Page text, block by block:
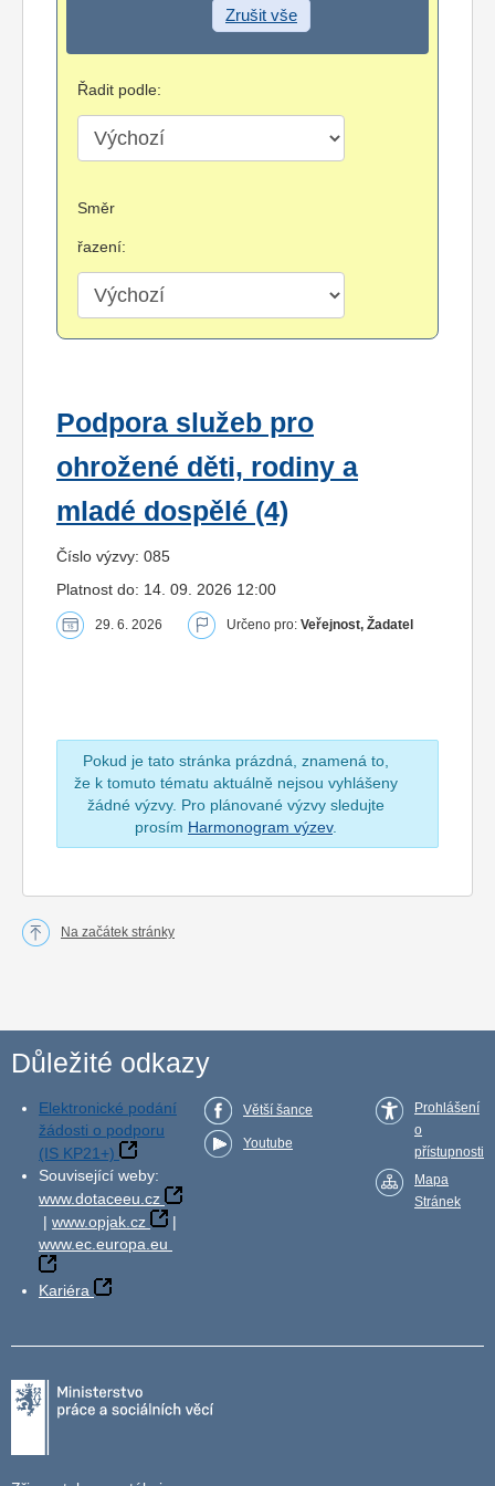
Zrušit vše
Řadit podle:
Směr
řazení:
Podpora služeb pro
ohrožené děti, rodiny a
mladé dospělé (4)
Číslo výzvy: 085
Platnost do: 14. 09. 2026 12:00
29. 6. 2026 Určeno pro: Veřejnost, Žadatel
Pokud je tato stránka prázdná, znamená to,
že k tomuto tématu aktuálně nejsou vyhlášeny
žádné výzvy. Pro plánované výzvy sledujte
prosím Harmonogram výzev.
Na začátek stránky
Důležité odkazy
Elektronické podání
žádosti o podporu
(IS KP21+)
Související weby:
www.dotaceeu.cz
| www.opjak.cz
|
www.ec.europa.eu
Kariéra
Větší šance
Youtube
Prohlášení
o
přístupnosti
Mapa
Stránek